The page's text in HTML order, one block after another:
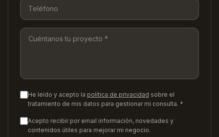
He leído y acepto la política de privacidad sobre el
tratamiento de mis datos para gestionar mi consulta. *
Acepto recibir por email información, novedades y
contenidos útiles para mejorar mi negocio.